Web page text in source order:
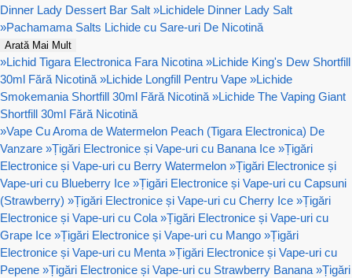
Dinner Lady Dessert Bar Salt »Lichidele Dinner Lady Salt
»Pachamama Salts Lichide cu Sare-uri De Nicotină
Arată Mai Mult
»Lichid Tigara Electronica Fara Nicotina »Lichide King's Dew Shortfill
30ml Fără Nicotină »Lichide Longfill Pentru Vape »Lichide
Smokemania Shortfill 30ml Fără Nicotină »Lichide The Vaping Giant
Shortfill 30ml Fără Nicotină
»Vape Cu Aroma de Watermelon Peach (Tigara Electronica) De
Vanzare »Țigări Electronice și Vape-uri cu Banana Ice »Țigări
Electronice și Vape-uri cu Berry Watermelon »Țigări Electronice și
Vape-uri cu Blueberry Ice »Țigări Electronice și Vape-uri cu Capsuni
(Strawberry) »Țigări Electronice și Vape-uri cu Cherry Ice »Țigări
Electronice și Vape-uri cu Cola »Țigări Electronice și Vape-uri cu
Grape Ice »Țigări Electronice și Vape-uri cu Mango »Țigări
Electronice și Vape-uri cu Menta »Țigări Electronice și Vape-uri cu
Pepene »Țigări Electronice și Vape-uri cu Strawberry Banana »Țigări